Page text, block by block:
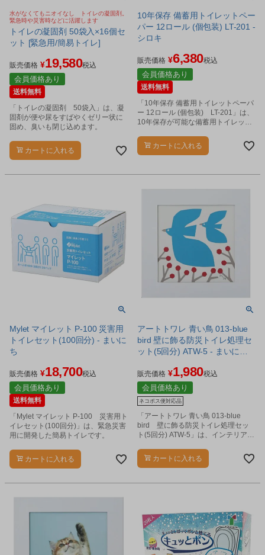
水がなくてもニオイなし トイレの凝固剤。
緊急時や災害時などに活躍します
トイレの凝固剤 50袋入×16個セ
ット [緊急用/簡易トイレ]
販売価格 ¥19,580税込
会員価格あり
送料無料
「トイレの凝固剤 50袋入」は、凝
固剤が便や尿をすばやくゼリー状に
固め、臭いも閉じ込めます。
カートに入れる
10年保存 備蓄用トイレットペー
パー 12ロール (個包装) LT-201 -
シロキ
販売価格 ¥6,380税込
会員価格あり
送料無料
「10年保存 備蓄用トイレットペーパ
ー 12ロール (個包装) LT-201」は、
10年保存が可能な備蓄用トイレット
カートに入れる
Mylet マイレット P-100 災害用
トイレセット(100回分) - まいに
ち
販売価格 ¥18,700税込
会員価格あり
送料無料
「Mylet マイレット P-100 災害用ト
イレセット(100回分)」は、緊急災害
用に開発した簡易トイレです。
カートに入れる
アートトワレ 青い鳥 013-blue
bird 壁に飾る防災トイレ処理セ
ット(5回分) ATW-5 - まいにち
販売価格 ¥1,980税込
会員価格あり
ネコポス便対応品
「アートトワレ 青い鳥 013-blue
bird 壁に飾る防災トイレ処理セッ
ト(5回分) ATW-5」は、インテリアに
す。
カートに入れる